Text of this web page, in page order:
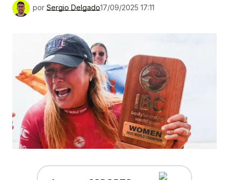
por Sergio Delgado17/09/2025 17:11